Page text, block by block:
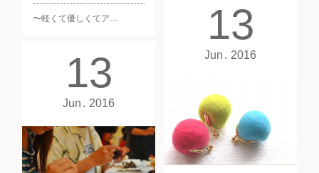
〜軽くて優しくてア… 13
Jun 2016
13
Jun 2016